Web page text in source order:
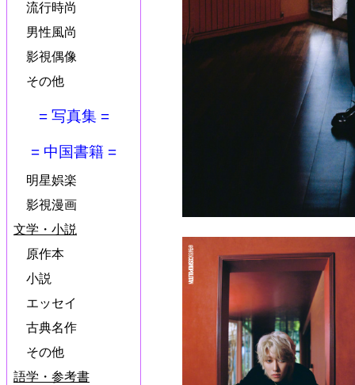
流行時尚
男性風尚
影視偶像
その他
= 写真集 =
= 中国書籍 =
明星娯楽
影視漫画
文学・小説
原作本
小説
エッセイ
古典名作
その他
語学・参考書